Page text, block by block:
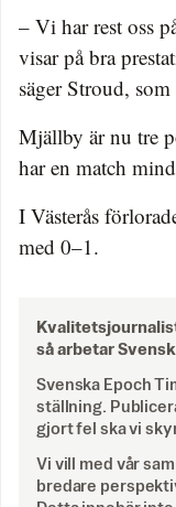
– Vi har rest oss
visar på bra
säger Stroud,
Mjällby är nu tre
har en match
I Västerås
med 0–1.
så arbetar
Svenska Epoch
ställning.
gjort fel ska vi
Vi vill med vår
bredare